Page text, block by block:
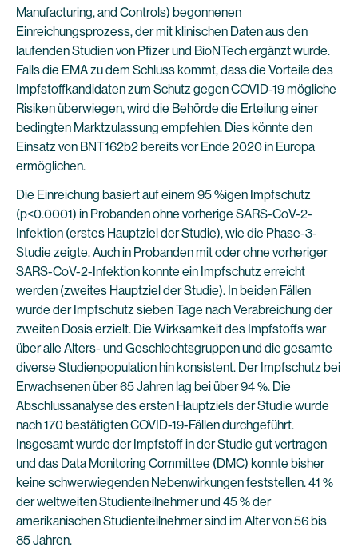
Manufacturing, and Controls) begonnenen
Einreichungsprozess, der mit klinischen Daten aus den
laufenden Studien von Pfizer und BioNTech ergänzt wurde.
Falls die EMA zu dem Schluss kommt, dass die Vorteile des
Impfstoffkandidaten zum Schutz gegen COVID-19 mögliche
Risiken überwiegen, wird die Behörde die Erteilung einer
bedingten Marktzulassung empfehlen. Dies könnte den
Einsatz von BNT162b2 bereits vor Ende 2020 in Europa
ermöglichen.
Die Einreichung basiert auf einem 95 %igen Impfschutz
(p<0.0001) in Probanden ohne vorherige SARS-CoV-2-
Infektion (erstes Hauptziel der Studie), wie die Phase-3-
Studie zeigte. Auch in Probanden mit oder ohne vorheriger
SARS-CoV-2-Infektion konnte ein Impfschutz erreicht
werden (zweites Hauptziel der Studie). In beiden Fällen
wurde der Impfschutz sieben Tage nach Verabreichung der
zweiten Dosis erzielt. Die Wirksamkeit des Impfstoffs war
über alle Alters- und Geschlechtsgruppen und die gesamte
diverse Studienpopulation hin konsistent. Der Impfschutz bei
Erwachsenen über 65 Jahren lag bei über 94 %. Die
Abschlussanalyse des ersten Hauptziels der Studie wurde
nach 170 bestätigten COVID-19-Fällen durchgeführt.
Insgesamt wurde der Impfstoff in der Studie gut vertragen
und das Data Monitoring Committee (DMC) konnte bisher
keine schwerwiegenden Nebenwirkungen feststellen. 41 %
der weltweiten Studienteilnehmer und 45 % der
amerikanischen Studienteilnehmer sind im Alter von 56 bis
85 Jahren.